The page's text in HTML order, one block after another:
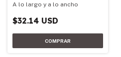
A lo largo y a lo ancho
$32.14 USD